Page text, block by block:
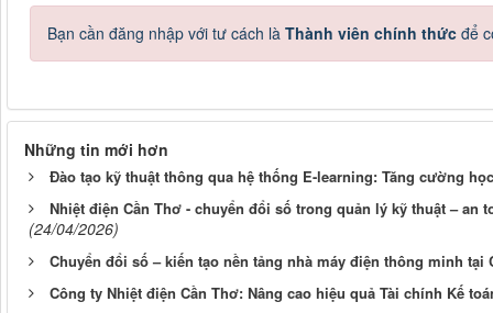
Bạn cần đăng nhập với tư cách là Thành viên chính thức để
Những tin mới hơn
Đào tạo kỹ thuật thông qua hệ thống E-learning: Tăng cường
Nhiệt điện Cần Thơ - chuyển đổi số trong quản lý kỹ thuật –
(24/04/2026)
Chuyển đổi số – kiến tạo nền tảng nhà máy điện thông minh tại
Công ty Nhiệt điện Cần Thơ: Nâng cao hiệu quả Tài chính Kế